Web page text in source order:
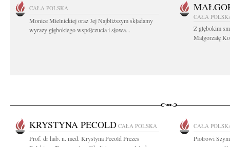
CAŁA POLSKA
Monice Mielnickiej oraz Jej Najbliższym składamy
wyrazy głębokiego współczucia i słowa...
CAŁA
Z głębokim
Małgorzatę
KRYSTYNA PECOLD CAŁA POLSKA
Prof. dr hab. n. med. Krystyna Pecold Prezes
CAŁA
Piotrowi